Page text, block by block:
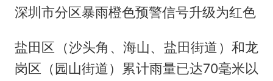
深圳市分区暴雨橙色预警信号升级为红色
盐田区（沙头角、海山、盐田街道）和龙
岗区（园山街道）累计雨量已达70毫米以